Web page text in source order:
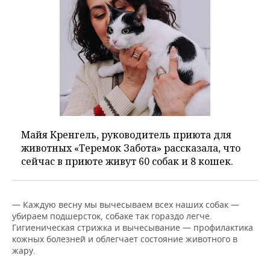
Майя Кренгель, руководитель приюта для
животных «Теремок Забота» рассказала, что
сейчас в приюте живут 60 собак и 8 кошек.
— Каждую весну мы вычесываем всех наших собак —
убираем подшерсток, собаке так гораздо легче.
Гигиеническая стрижка и вычесывание — профилактика
кожных болезней и облегчает состояние животного в
жару.